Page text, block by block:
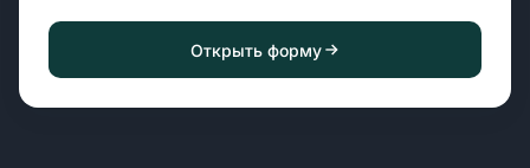
Открыть форму